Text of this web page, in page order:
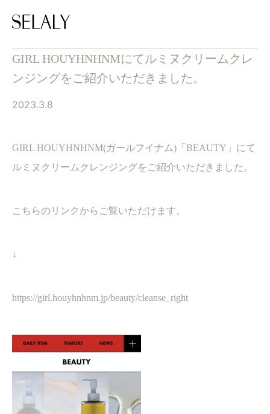
GIRL HOUYHNHNMにてルミヌクリームクレ
ンジングをご紹介いただきました。
2023.3.8
GIRL HOUYHNHNM(ガールフイナム)「BEAUTY」にて
ルミヌクリームクレンジングをご紹介いただきました。
こちらのリンクからご覧いただけます。
↓
https://girl.houyhnhnm.jp/beauty/cleanse_right